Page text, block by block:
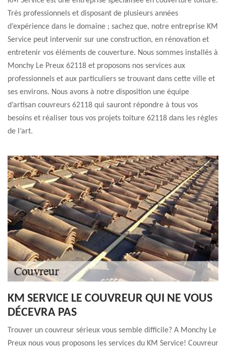
Très professionnels et disposant de plusieurs années
d’expérience dans le domaine ; sachez que, notre entreprise KM
Service peut intervenir sur une construction, en rénovation et
entretenir vos éléments de couverture. Nous sommes installés à
Monchy Le Preux 62118 et proposons nos services aux
professionnels et aux particuliers se trouvant dans cette ville et
ses environs. Nous avons à notre disposition une équipe
d’artisan couvreurs 62118 qui sauront répondre à tous vos
besoins et réaliser tous vos projets toiture 62118 dans les règles
de l’art.
KM SERVICE LE COUVREUR QUI NE VOUS
DÉCEVRA PAS
Trouver un couvreur sérieux vous semble difficile? A Monchy Le
Preux nous vous proposons les services du KM Service! Couvreur